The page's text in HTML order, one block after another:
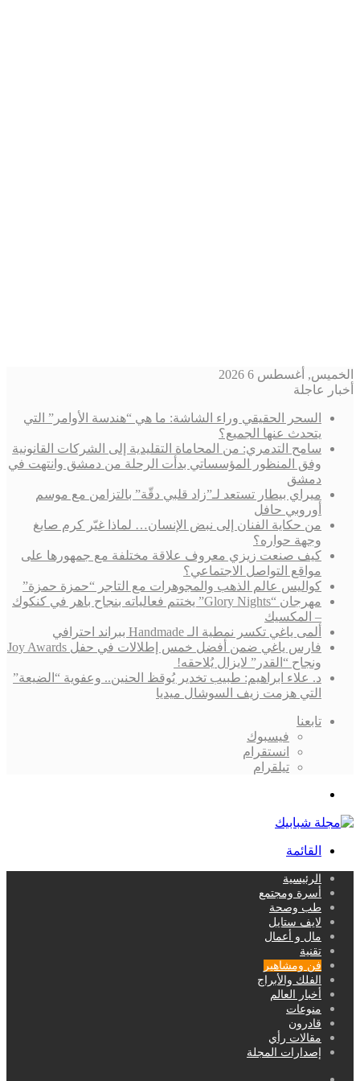
الخميس, أغسطس 6 2026
أخبار عاجلة
السحر الحقيقي وراء الشاشة: ما هي “هندسة الأوامر” التي
يتحدث عنها الجميع؟
سامح التدمري: من المحاماة التقليدية إلى الشركات القانونية
وفق المنظور المؤسساتي بدأت الرحلة من دمشق وانتهت في
دمشق
ميراي بيطار تستعد لـ”زاد قلبي دقّة” بالتزامن مع موسم
أوروبي حافل
من حكاية الفنان إلى نبض الإنسان… لماذا غيّر كرم صايغ
وجهة حواره؟
كيف صنعت زيزي معروف علاقة مختلفة مع جمهورها على
مواقع التواصل الاجتماعي؟
كواليس عالم الذهب والمجوهرات مع التاجر “حمزة حمزة”
مهرجان “Glory Nights” يختتم فعالياته بنجاح باهر في كنكوك
– المكسيك
ألمى ياغي تكسر نمطية الـ Handmade ببراند احترافي
فارس ياغي ضمن أفضل خمس إطلالات في حفل Joy Awards
ونجاح “القدر” لايزال يُلاحقه!
د. علاء ابراهيم: طبيب تخدير يُوقظ الحنين.. وعفوية “الضيعة”
التي هزمت زيف السوشال ميديا
تابعنا
فيسبوك
انستقرام
تيلقرام
القائمة
الرئيسية
أسرة ومجتمع
طب وصحة
لايف ستايل
مال و أعمال
تقنية
فن ومشاهير
الفلك والأبراج
أخبار العالم
منوعات
قادرون
مقالات رأي
إصدارات المجلة